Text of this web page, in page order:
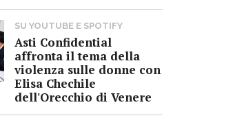
SU YOUTUBE E SPOTIFY
Asti Confidential
affronta il tema della
violenza sulle donne con
Elisa Chechile
dell'Orecchio di Venere